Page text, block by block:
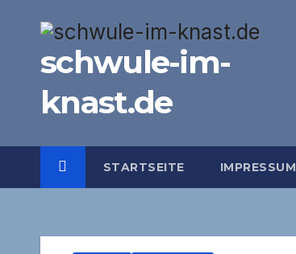
springenschwule-im-
knast.de
STARTSEITE IMPRESSUM